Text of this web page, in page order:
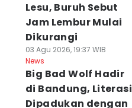
Lesu, Buruh Sebut
Jam Lembur Mulai
Dikurangi
03 Agu 2026, 19:37 WIB
News
Big Bad Wolf Hadir
di Bandung, Literasi
Dipadukan dengan